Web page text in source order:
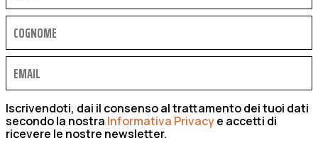
Iscrivendoti, dai il consenso al trattamento dei tuoi dati
secondo la nostra Informativa Privacye accetti di
ricevere le nostre newsletter.